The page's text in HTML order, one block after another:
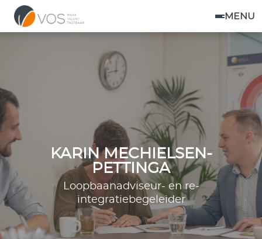
MENU
KARIN MECHIELSEN-
PETTINGA
Loopbaanadviseur- en re-
integratiebegeleider